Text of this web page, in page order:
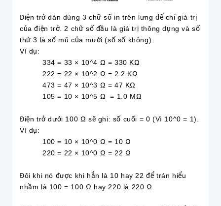
Điện trở dán dùng 3 chữ số in trên lưng để chỉ giá trị
của điện trở. 2 chữ số đầu là giá trị thông dụng và số
thứ 3 là số mũ của mười (số số không).
Ví dụ:
334 = 33 × 10^4 Ω = 330 KΩ
222 = 22 × 10^2 Ω = 2.2 KΩ
473 = 47 × 10^3 Ω = 47 KΩ
105 = 10 × 10^5 Ω = 1.0 MΩ
Điện trở dưới 100 Ω sẽ ghi: số cuối = 0 (Vì 10^0 = 1).
Ví dụ:
100 = 10 × 10^0 Ω = 10 Ω
220 = 22 × 10^0 Ω = 22 Ω
Đôi khi nó được khi hẳn là 10 hay 22 để trán hiểu
nhầm là 100 = 100 Ω hay 220 là 220 Ω.